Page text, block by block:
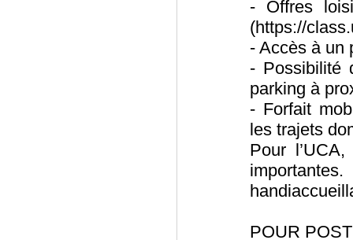
- Offres
(https://
- Accès à un
- Possibilité
parking à
- Forfait
les trajets
Pour
POUR